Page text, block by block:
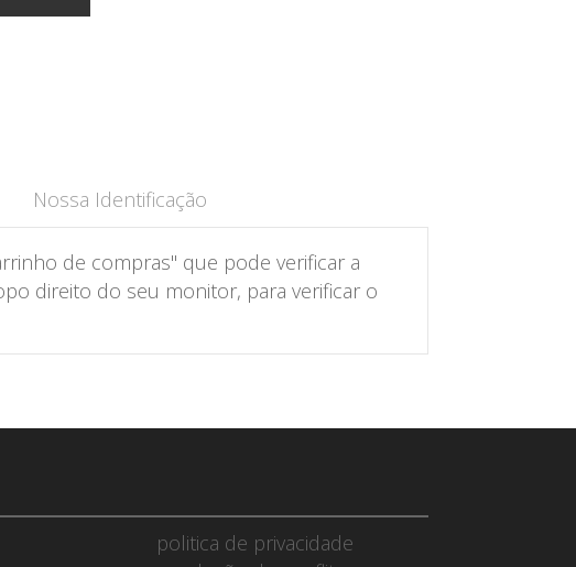
Nossa Identificação
de compras" que pode verificar a
direito do seu monitor, para verificar o
politica de privacidade